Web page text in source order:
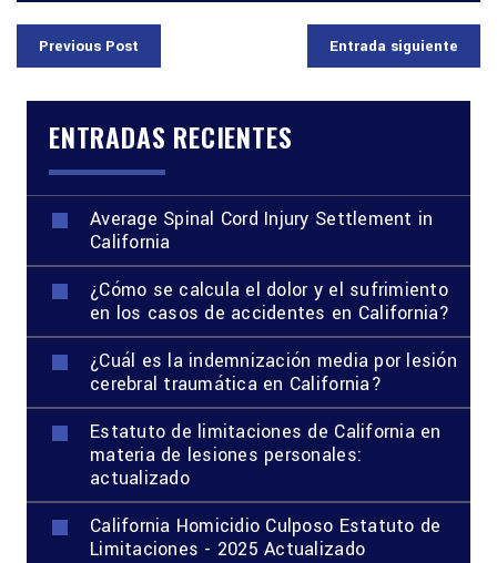
Previous Post Entrada siguiente
ENTRADAS RECIENTES
Average Spinal Cord Injury Settlement in
California
¿Cómo se calcula el dolor y el sufrimiento
en los casos de accidentes en California?
¿Cuál es la indemnización media por lesión
cerebral traumática en California?
Estatuto de limitaciones de California en
materia de lesiones personales:
actualizado
California Homicidio Culposo Estatuto de
Limitaciones - 2025 Actualizado